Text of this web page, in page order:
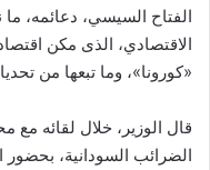
الفتاح السيسي، دعائمه، ما
الاقتصادي، الذى مكن
«كورونا»، وما تبعها من
قال الوزير، خلال لقائه
الضرائب السودانية،